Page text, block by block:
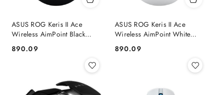
ASUS ROG Keris II Ace
Wireless AimPoint Black
myszka Gaming Po prawej
stronie RF Wireless +
Cena:
890.09
ASUS ROG Keris II Ace
Wireless AimPoint White
myszka Gaming Po prawej
stronie RF Wireless +
Cena:
890.09